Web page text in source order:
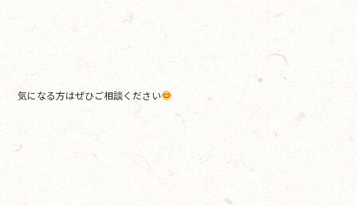
気になる方はぜひご相談ください